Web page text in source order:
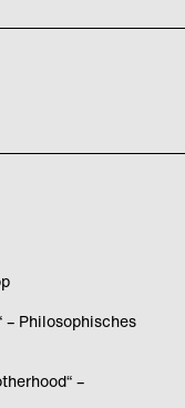
– Philosophisches
–